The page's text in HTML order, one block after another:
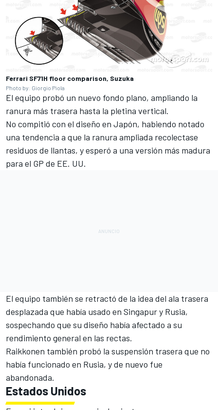
Ferrari SF71H floor comparison, Suzuka
Photo by: Giorgio Piola
El equipo probó un nuevo fondo plano, ampliando la
ranura más trasera hasta la pletina vertical.
No compitió con el diseño en Japón, habiendo notado
una tendencia a que la ranura ampliada recolectase
residuos de llantas, y esperó a una versión más madura
para el GP de EE. UU.
El equipo también se retractó de la idea del ala trasera
desplazada que había usado en Singapur y Rusia,
sospechando que su diseño había afectado a su
rendimiento general en las rectas.
Raikkonen también probó la suspensión trasera que no
había funcionado en Rusia, y de nuevo fue
abandonada.
Estados Unidos